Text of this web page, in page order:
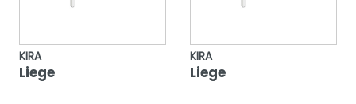
KIRA
Liege
KIRA
Liege